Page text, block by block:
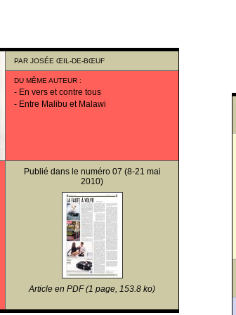
PAR JOSÉE ŒIL-DE-BŒUF
DU MÊME AUTEUR :
- En vers et contre tous
- Entre Malibu et Malawi
Publié dans le numéro 07 (8-21 mai
2010)
Article en PDF (1 page, 153.8 ko)